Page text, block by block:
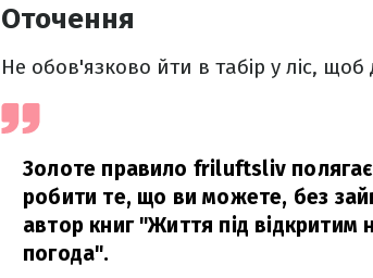
Оточення
Не обов'язково йти в табір у ліс,
Золоте правило friluftsliv
робити те, що ви можете, без
автор книг "Життя під
погода".